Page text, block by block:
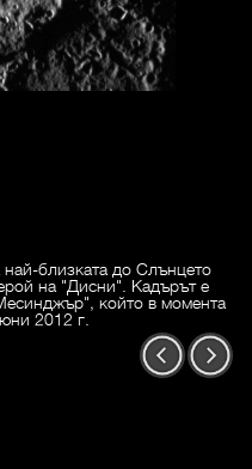
най-близката до Слънцето
на "Дисни". Кадърът е
който в момента
2012 г.